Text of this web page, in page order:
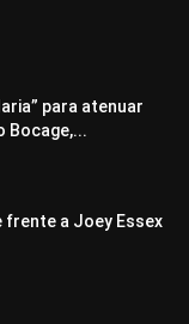
para atenuar
Bocage,...
frente a Joey Essex